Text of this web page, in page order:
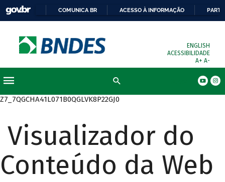
COMUNICA BR ACESSO À INFORMAÇÃO
ENGLISH
ACESSIBILIDADE
A+ A-
Z7_7QGCHA41L071B0QGLVK8P22GJ0
Visualizador do
Conteúdo da Web